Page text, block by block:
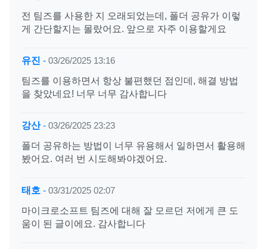
전 팀즈를 사용한 지 오래되었는데, 폴더 공유가 이렇
게 간단할지는 몰랐어요. 앞으로 자주 이용할게요
유진 - 03/26/2025 13:16
팀즈를 이용하면서 항상 불편했던 점인데, 해결 방법
을 찾았네요! 너무 너무 감사합니다
강산- 03/26/2025 23:23
폴더 공유하는 방법이 너무 유용해서 일하면서 활용해
봤어요. 여러 번 시도해봐야겠어요.
태호 - 03/31/2025 02:07
마이크로소프트 팀즈에 대해 잘 모르던 저에게 큰 도
움이 된 글이에요. 감사합니다